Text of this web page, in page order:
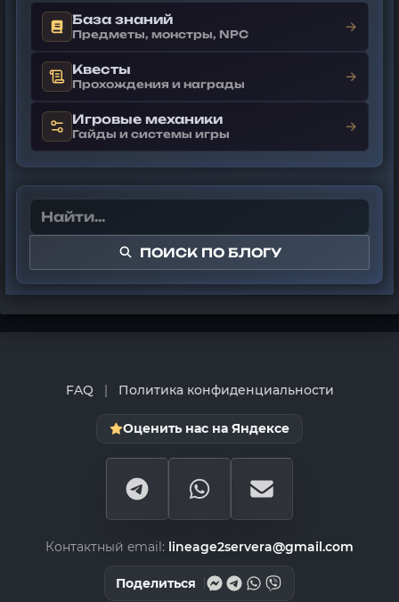
База знаний
Предметы, монстры, NPC →
Квесты
Прохождения и награды →
Игровые механики
Гайды и системы игры →
ПОИСК ПО БЛОГУ
FAQ | Политика конфиденциальности
Оценить нас на Яндексе
Контактный email: lineage2servera@gmail.com
Поделиться